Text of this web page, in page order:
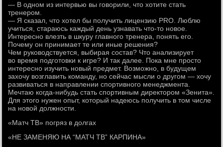
— В одном из интервью вы говорили, что хотите стать
тренером.
— Я сказал, что хотел бы получить лицензию PRO. Люблю
учиться, стараюсь каждый день узнавать что-то новое.
Интересно влезть в шкуру главного тренера, понять его.
Почему он принимает те или иные решения?
Чем руководствуется, выбирая состав? Что анализирует
во время подготовки к игре? И так далее. Пока мне просто
интересно изучить новый предмет. Возможно, в будущем
захочу возглавить команду, но сейчас мысли о другом — хочу
развиваться в направлении спортивного менеджмента.
Мечтаю когда-нибудь стать спортивным директором «Зенита».
Для этого нужен опыт, который надеюсь получить в том числе
на новой должности.
«Матч ТВ» погряз в долгах
«НЕ ЗАМЕНЯЮ НА “МАТЧ ТВ” КАРПИНА»